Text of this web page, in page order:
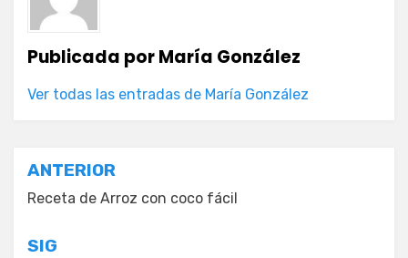
Publicada porMaría González
Ver todas las entradas de María González
Navegación
de
entradas
ANTERIOR
Receta de Arroz con coco fácil
SIG